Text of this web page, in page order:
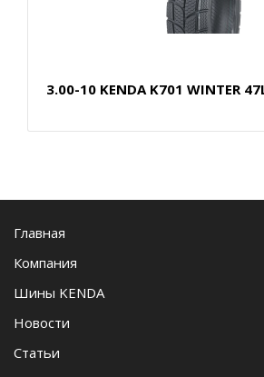
3.00-10 KENDA K701 WINTER
Главная
Компания
Шины KENDA
Новости
Статьи